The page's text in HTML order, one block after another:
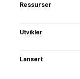
Ressurser
Utvikler
Lansert